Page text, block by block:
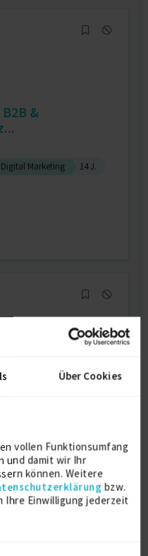
Über Cookies
vollen Funktionsumfang
und damit wir Ihr
können. Weitere
bzw.
Ihre Einwilligung jederzeit
&
Digital Marketing 14 J.
Marketing